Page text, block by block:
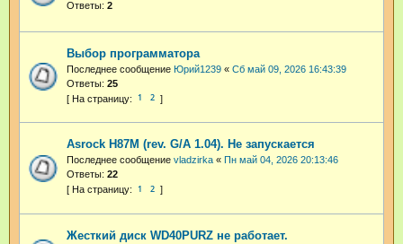
Ответы: 2
Выбор программатора
Последнее сообщение Юрий1239 « Сб май 09, 2026 16:43:39
Ответы: 25
1 2
Asrock H87M (rev. G/A 1.04). Не запускается
Последнее сообщение vladzirka « Пн май 04, 2026 20:13:46
Ответы: 22
1 2
Жесткий диск WD40PURZ не работает.